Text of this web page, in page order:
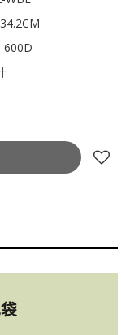
600D